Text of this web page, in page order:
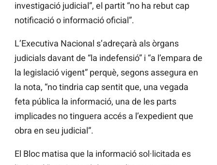
investigació judicial”, el partit “no ha rebut cap
notificació o informació oficial”.
L’Executiva Nacional s’adreçarà als òrgans
judicials davant de “la indefensió” i “a l’empara de
la legislació vigent” perquè, segons assegura en
la nota, “no tindria cap sentit que, una vegada
feta pública la informació, una de les parts
implicades no tinguera accés a l’expedient que
obra en seu judicial”.
El Bloc matisa que la informació sol·licitada es